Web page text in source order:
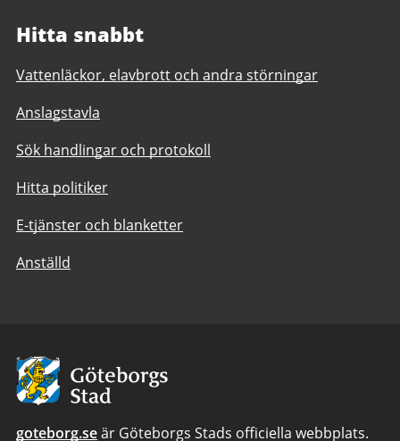
Hitta snabbt
Vattenläckor, elavbrott och andra störningar
Anslagstavla
Sök handlingar och protokoll
Hitta politiker
E-tjänster och blanketter
Anställd
Avsändare:
Göteborgs
Stad
goteborg.seär Göteborgs Stads officiella webbplats.